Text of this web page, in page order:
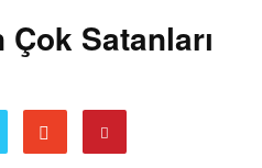
Çok Satanları